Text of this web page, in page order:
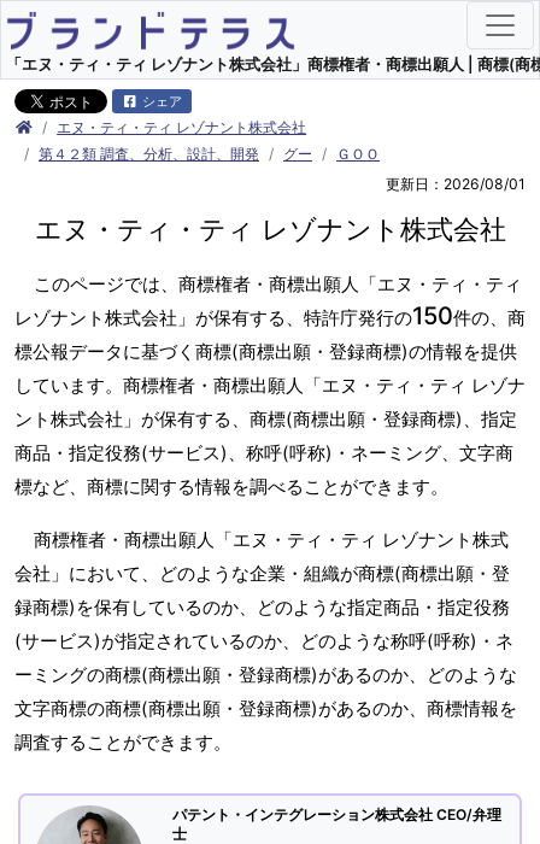
「エヌ・ティ・ティ レゾナント株式会社」商標権者・商標出願人 | 商標(商
シェア
エヌ・ティ・ティ レゾナント株式会社
第４２類 調査、分析、設計、開発
グー
ＧＯＯ
更新日：2026/08/01
エヌ・ティ・ティ レゾナント株式会社
このページでは、商標権者・商標出願人「エヌ・ティ・ティ
レゾナント株式会社」が保有する、特許庁発行の150件の、商
標公報データに基づく商標(商標出願・登録商標)の情報を提供
しています。商標権者・商標出願人「エヌ・ティ・ティ レゾナ
ント株式会社」が保有する、商標(商標出願・登録商標)、指定
商品・指定役務(サービス)、称呼(呼称)・ネーミング、文字商
標など、商標に関する情報を調べることができます。
商標権者・商標出願人「エヌ・ティ・ティ レゾナント株式
会社」において、どのような企業・組織が商標(商標出願・登
録商標)を保有しているのか、どのような指定商品・指定役務
(サービス)が指定されているのか、どのような称呼(呼称)・ネ
ーミングの商標(商標出願・登録商標)があるのか、どのような
文字商標の商標(商標出願・登録商標)があるのか、商標情報を
調査することができます。
パテント・インテグレーション株式会社 CEO/弁理
士